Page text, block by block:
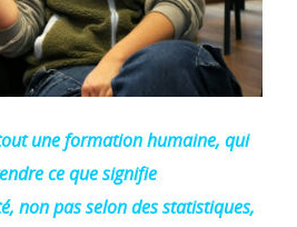
une formation humaine, qui
ce que signifie
non pas selon des statistiques,